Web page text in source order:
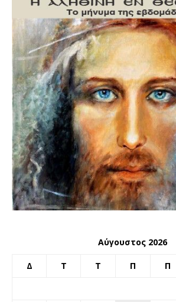
Αύγουστος 2026
Δ Τ Τ Π Π